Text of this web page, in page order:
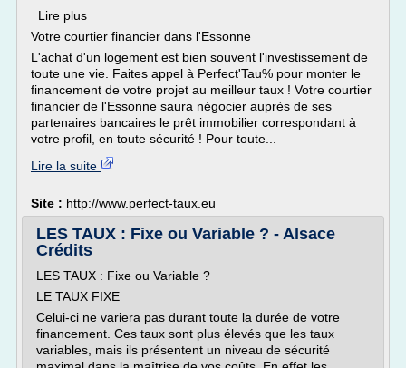
Lire plus
Votre courtier financier dans l'Essonne
L'achat d'un logement est bien souvent l'investissement de
toute une vie. Faites appel à Perfect'Tau% pour monter le
financement de votre projet au meilleur taux ! Votre courtier
financier de l'Essonne saura négocier auprès de ses
partenaires bancaires le prêt immobilier correspondant à
votre profil, en toute sécurité ! Pour toute...
Lire la suite
Site : http://www.perfect-taux.eu
LES TAUX : Fixe ou Variable ? - Alsace
Crédits
LES TAUX : Fixe ou Variable ?
LE TAUX FIXE
Celui-ci ne variera pas durant toute la durée de votre
financement. Ces taux sont plus élevés que les taux
variables, mais ils présentent un niveau de sécurité